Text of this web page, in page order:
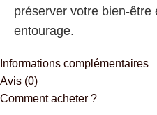
préserver votre bien-être
entourage.
Informations complémentaires
Avis (0)
Comment acheter ?